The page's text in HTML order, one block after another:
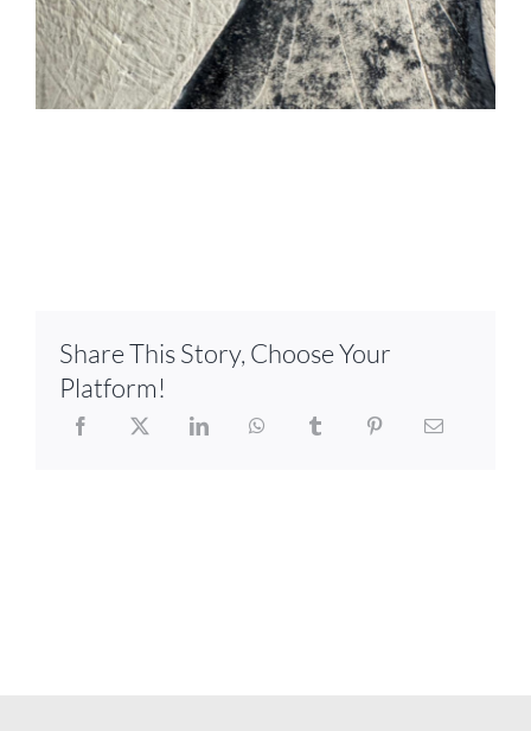
Share This Story, Choose Your
Platform!